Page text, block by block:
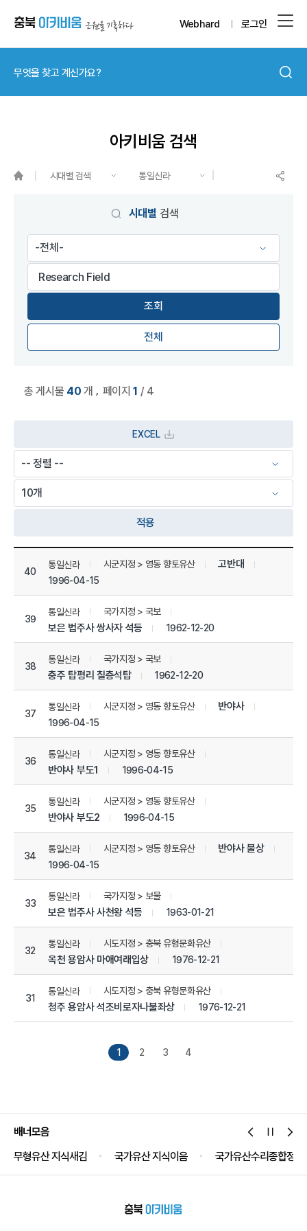
Webhard 로그인
아키비움 검색
시대별 검색 통일신라
시대별 검색
전체
총 게시물 40 개 페이지1 / 4
EXCEL
적용
상세정보 관리 목록
40
통일신라 시군지정 > 영동 향토유산 고반대
1996-04-15
39
통일신라 국가지정 > 국보
보은 법주사 쌍사자 석등 1962-12-20
38
통일신라 국가지정 > 국보
충주 탑평리 칠층석탑 1962-12-20
37
통일신라 시군지정 > 영동 향토유산 반야사
1996-04-15
36
통일신라 시군지정 > 영동 향토유산
반야사 부도1 1996-04-15
35
통일신라 시군지정 > 영동 향토유산
반야사 부도2 1996-04-15
34
통일신라 시군지정 > 영동 향토유산 반야사 불상
1996-04-15
33
통일신라 국가지정 > 보물
보은 법주사 사천왕 석등 1963-01-21
32
통일신라 시도지정 > 충북 유형문화유산
옥천 용암사 마애여래입상 1976-12-21
31
통일신라 시도지정 > 충북 유형문화유산
청주 용암사 석조비로자나불좌상 1976-12-21
1 2 3 4
배너모음
무형유산 지식새김
국가유산 지식이음 국가유산수리종합정보